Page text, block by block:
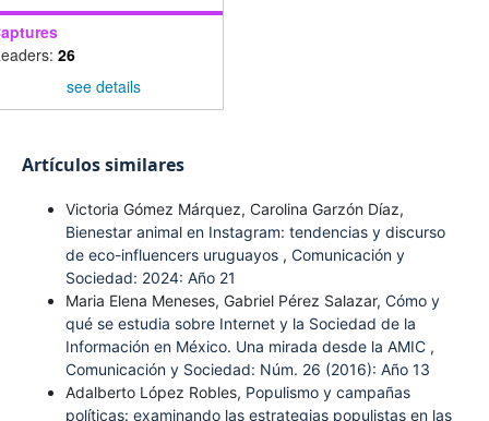
26
see details
Artículos similares
Victoria Gómez Márquez, Carolina Garzón Díaz,
Bienestar animal en Instagram: tendencias y discurso
de eco-influencers uruguayos , Comunicación y
Sociedad: 2024: Año 21
Maria Elena Meneses, Gabriel Pérez Salazar, Cómo y
qué se estudia sobre Internet y la Sociedad de la
Información en México. Una mirada desde la AMIC ,
Comunicación y Sociedad: Núm. 26 (2016): Año 13
Adalberto López Robles, Populismo y campañas
políticas: examinando las estrategias populistas en las